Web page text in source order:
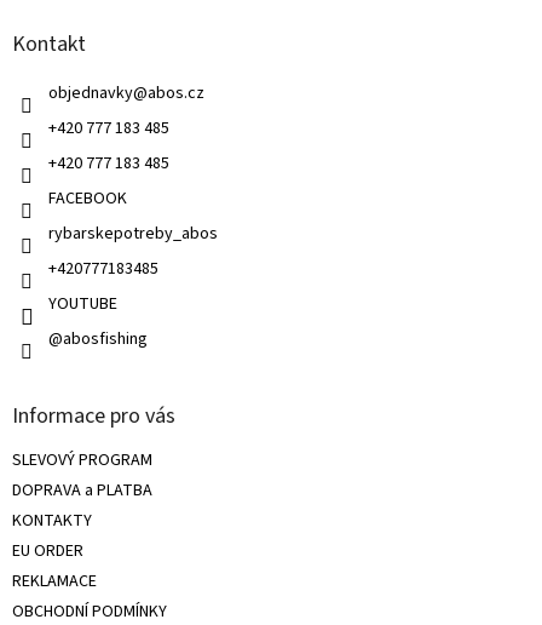
Kontakt
objednavky@abos.cz
+420 777 183 485
+420 777 183 485
FACEBOOK
rybarskepotreby_abos
+420777183485
YOUTUBE
@abosfishing
Informace pro vás
SLEVOVÝ PROGRAM
DOPRAVA a PLATBA
KONTAKTY
EU ORDER
REKLAMACE
OBCHODNÍ PODMÍNKY